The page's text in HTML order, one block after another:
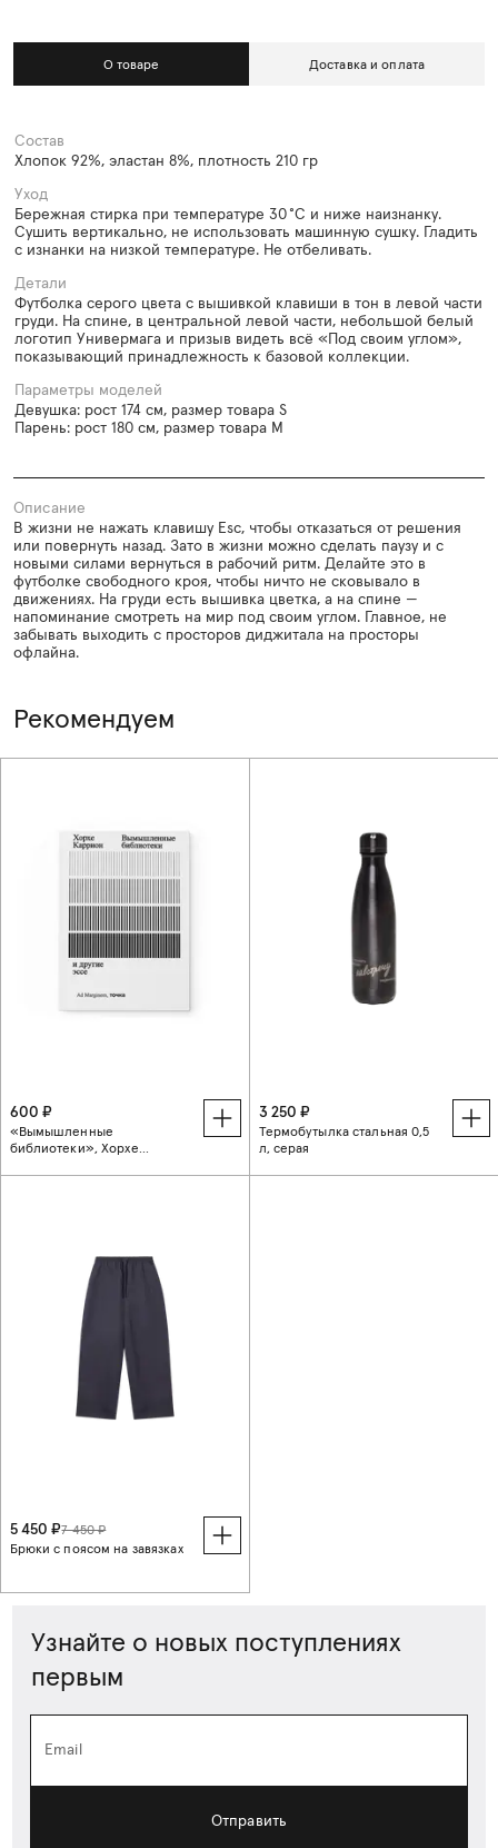
О товаре Доставка и оплата
Состав
Хлопок 92%, эластан 8%, плотность 210 гр
Уход
Бережная стирка при температуре 30 °C и ниже наизнанку.
Сушить вертикально, не использовать машинную сушку. Гладить
с изнанки на низкой температуре. Не отбеливать.
Детали
Футболка серого цвета с вышивкой клавиши в тон в левой части
груди. На спине, в центральной левой части, небольшой белый
логотип Универмага и призыв видеть всё «Под своим углом»,
показывающий принадлежность к базовой коллекции.
Параметры моделей
Девушка: рост 174 см, размер товара S
Парень: рост 180 см, размер товара M
Описание
В жизни не нажать клавишу Esc, чтобы отказаться от решения
или повернуть назад. Зато в жизни можно сделать паузу и с
новыми силами вернуться в рабочий ритм. Делайте это в
футболке свободного кроя, чтобы ничто не сковывало в
движениях. На груди есть вышивка цветка, а на спине —
напоминание смотреть на мир под своим углом. Главное, не
забывать выходить с просторов диджитала на просторы
офлайна.
Рекомендуем
600 ₽
«Вымышленные
библиотеки», Хорхе
3 250 ₽
Термобутылка стальная 0,5
л, серая
5 450 ₽7 450 ₽
Брюки с поясом на завязках
Узнайте о новых поступлениях
первым
Email
Отправить